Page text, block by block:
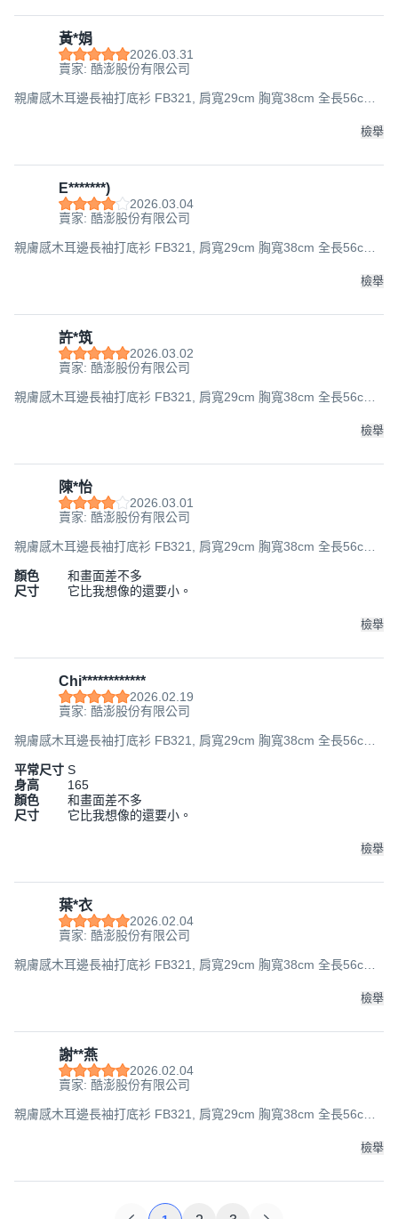
黃*娟
2026.03.31
賣家: 酷澎股份有限公司
親膚感木耳邊長袖打底衫 FB321, 肩寬29cm 胸寬38cm 全長56cm
檢舉
E*******)
2026.03.04
賣家: 酷澎股份有限公司
親膚感木耳邊長袖打底衫 FB321, 肩寬29cm 胸寬38cm 全長56cm
檢舉
許*筑
2026.03.02
賣家: 酷澎股份有限公司
親膚感木耳邊長袖打底衫 FB321, 肩寬29cm 胸寬38cm 全長56cm
檢舉
陳*怡
2026.03.01
賣家: 酷澎股份有限公司
親膚感木耳邊長袖打底衫 FB321, 肩寬29cm 胸寬38cm 全長56cm
顏色
和畫面差不多
尺寸
它比我想像的還要小。
檢舉
Chi************
2026.02.19
賣家: 酷澎股份有限公司
親膚感木耳邊長袖打底衫 FB321, 肩寬29cm 胸寬38cm 全長56cm
平常尺寸 S
身高
165
顏色
和畫面差不多
尺寸
它比我想像的還要小。
檢舉
葉*衣
2026.02.04
賣家: 酷澎股份有限公司
親膚感木耳邊長袖打底衫 FB321, 肩寬29cm 胸寬38cm 全長56cm
檢舉
謝**燕
2026.02.04
賣家: 酷澎股份有限公司
親膚感木耳邊長袖打底衫 FB321, 肩寬29cm 胸寬38cm 全長56cm
檢舉